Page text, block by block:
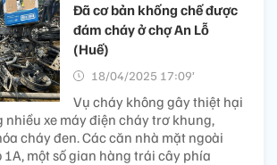
Đã cơ bản khống chế được
đám cháy ở chợ An Lỗ
(Huế)
18/04/2025 17:09’
Vụ cháy không gây thiệt hại
nhiều xe máy điện cháy trơ khung,
cháy đen. Các căn nhà mặt ngoài
1A, một số gian hàng trái cây phía